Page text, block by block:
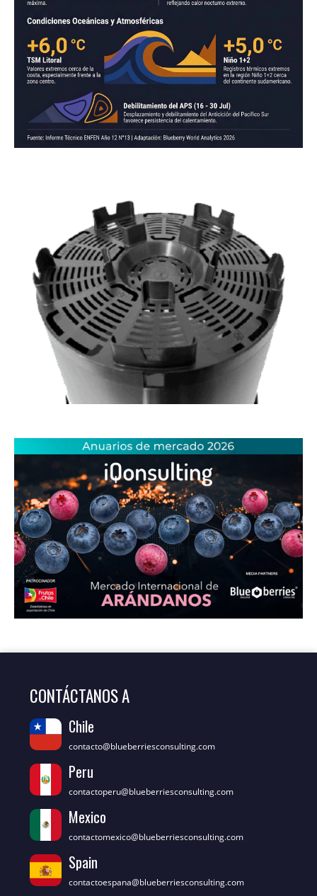
CONTÁCTANOS A
Chile
contacto@blueberriesconsulting.com
Peru
contactoperu@blueberriesconsulting.com
Mexico
contactomexico@blueberriesconsulting.com
Spain
contactoespana@blueberriesconsulting.com